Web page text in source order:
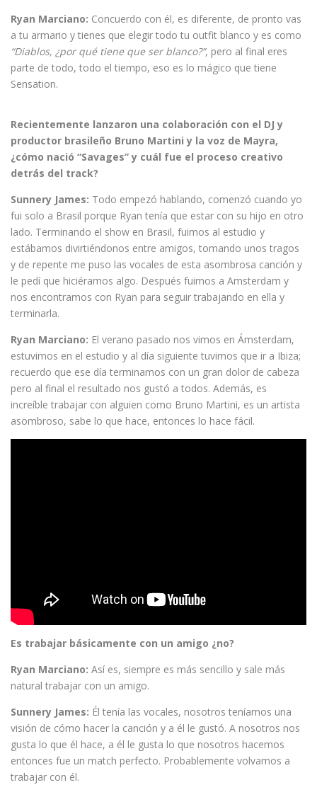
Ryan Marciano: Concuerdo con él, es diferente, de pronto vas
a tu armario y tienes que elegir todo tu outfit blanco y es como
“Diablos, ¿por qué tiene que ser blanco?”, pero al final eres
parte de todo, todo el tiempo, eso es lo mágico que tiene
Sensation.
Recientemente lanzaron una colaboración con el DJ y
productor brasileño Bruno Martini y la voz de Mayra,
¿cómo nació “Savages” y cuál fue el proceso creativo
detrás del track?
Sunnery James: Todo empezó hablando, comenzó cuando yo
fui solo a Brasil porque Ryan tenía que estar con su hijo en otro
lado. Terminando el show en Brasil, fuimos al estudio y
estábamos divirtiéndonos entre amigos, tomando unos tragos
y de repente me puso las vocales de esta asombrosa canción y
le pedí que hiciéramos algo. Después fuimos a Amsterdam y
nos encontramos con Ryan para seguir trabajando en ella y
terminarla.
Ryan Marciano: El verano pasado nos vimos en Ámsterdam,
estuvimos en el estudio y al día siguiente tuvimos que ir a Ibiza;
recuerdo que ese día terminamos con un gran dolor de cabeza
pero al final el resultado nos gustó a todos. Además, es
increíble trabajar con alguien como Bruno Martini, es un artista
asombroso, sabe lo que hace, entonces lo hace fácil.
Es trabajar básicamente con un amigo ¿no?
Ryan Marciano: Así es, siempre es más sencillo y sale más
natural trabajar con un amigo.
Sunnery James: Él tenía las vocales, nosotros teníamos una
visión de cómo hacer la canción y a él le gustó. A nosotros nos
gusta lo que él hace, a él le gusta lo que nosotros hacemos
entonces fue un match perfecto. Probablemente volvamos a
trabajar con él.